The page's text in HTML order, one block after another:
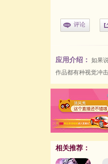
评论
应用介绍： 如果
作品都有种视觉冲
相关推荐：